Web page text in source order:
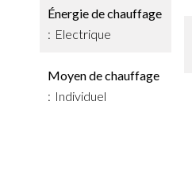
Énergie de chauffage
Electrique
Moyen de chauffage
Individuel